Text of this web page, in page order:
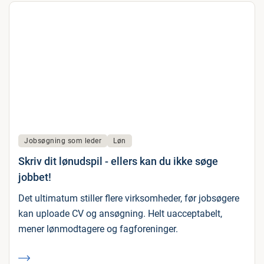
Jobsøgning som leder Løn
Skriv dit lønudspil - ellers kan du ikke søge
jobbet!
Det ultimatum stiller flere virksomheder, før jobsøgere
kan uploade CV og ansøgning. Helt uacceptabelt,
mener lønmodtagere og fagforeninger.